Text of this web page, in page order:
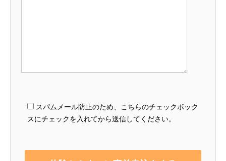
スパムメール防止のため、こちらのチェックボック
スにチェックを入れてから送信してください。